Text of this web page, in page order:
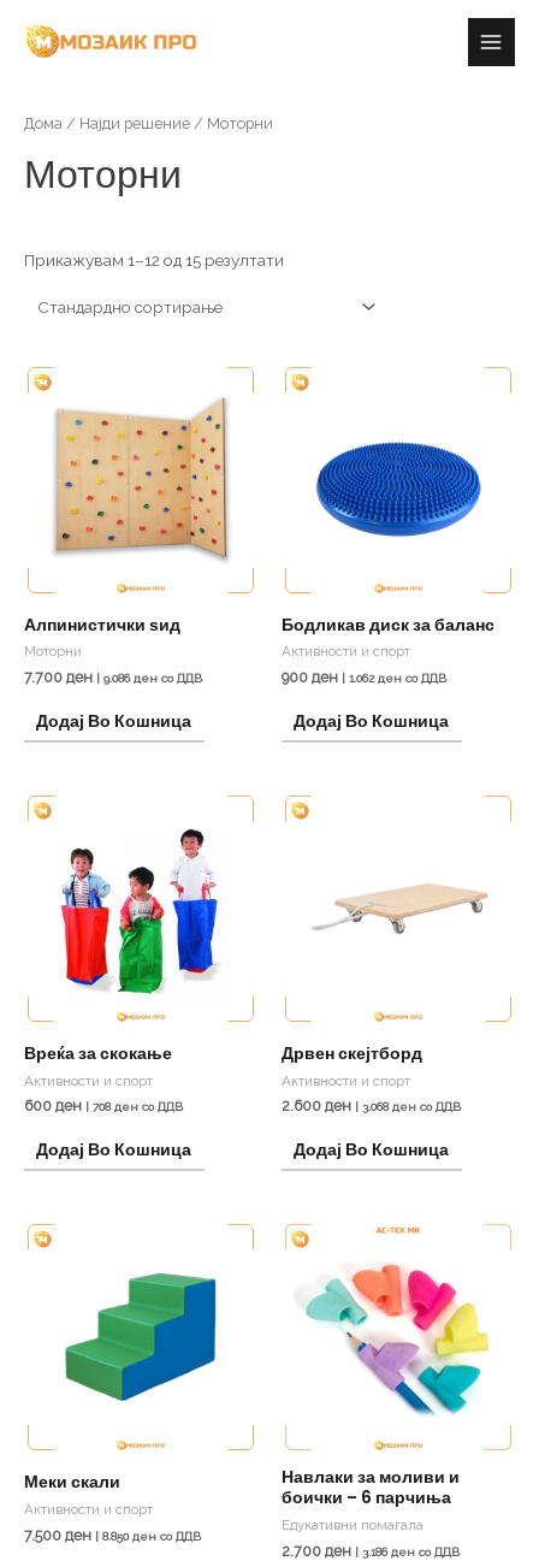
Main
Дома / Најди решение / Моторни
Моторни
Прикажувам 1–12 од 15 резултати
Алпинистички ѕид
Моторни
7.700 ден 9.086ден со ДДВ
Додај Во Кошница
Бодликав диск за баланс
Активности и спорт
900 ден 1.062ден со ДДВ
Додај Во Кошница
Вреќа за скокање
Активности и спорт
600 ден 708ден со ДДВ
Додај Во Кошница
Дрвен скејтборд
Активности и спорт
2.600 ден 3.068ден со ДДВ
Додај Во Кошница
Меки скали
Активности и спорт
7.500 ден 8.850ден со ДДВ
Навлаки за моливи и
боички – 6 парчиња
Едукативни помагала
2.700 ден 3.186ден со ДДВ